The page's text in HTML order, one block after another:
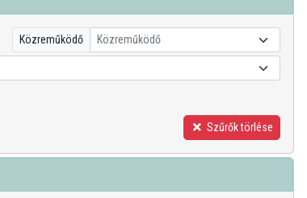
Közreműködő Közreműködő
Szűrők törlése